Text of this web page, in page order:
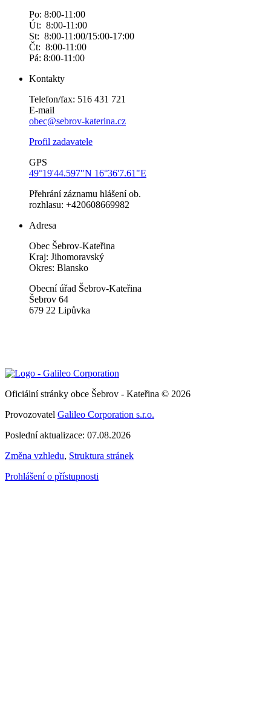
Po: 8:00-11:00
Út: 8:00-11:00
St: 8:00-11:00/15:00-17:00
Čt: 8:00-11:00
Pá: 8:00-11:00
Kontakty
Telefon/fax: 516 431 721
E-mail
obec@sebrov-katerina.cz
Profil zadavatele
GPS
49°19'44.597"N 16°36'7.61"E
Přehrání záznamu hlášení ob.
rozhlasu: +420608669982
Adresa
Obec Šebrov-Kateřina
Kraj: Jihomoravský
Okres: Blansko
Obecní úřad Šebrov-Kateřina
Šebrov 64
679 22 Lipůvka
Oficiální stránky obce Šebrov - Kateřina © 2026
Provozovatel Galileo Corporation s.r.o.
Poslední aktualizace: 07.08.2026
Změna vzhledu, Struktura stránek
Prohlášení o přístupnosti